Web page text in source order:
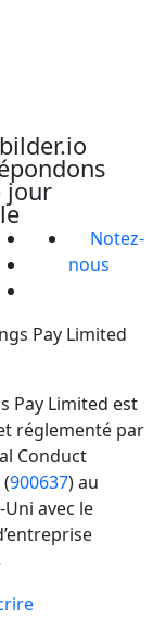
jour
Notez-
nous
Pay Limited
Pay Limited est
réglementé par
Conduct
900637) au
avec le